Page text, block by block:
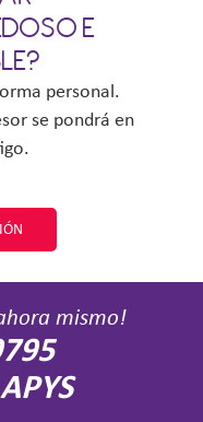
E
personal.
se pondrá en
mismo!